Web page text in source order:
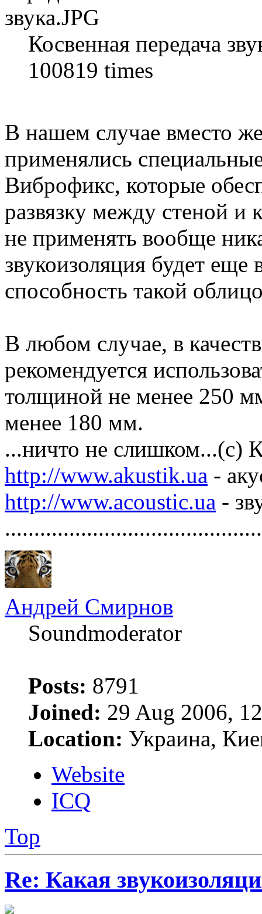
Косвенная передача
100819 times
В нашем случае вместо
применялись
Виброфикс, которые
развязку между стеной
не применять вообще
звукоизоляция будет
способность такой
В любом случае, в
рекомендуется
толщиной не менее 250
менее 180 мм.
...ничто не слишком...(с)
http://www.akustik.ua -
http://www.acoustic.ua -
............................................
Андрей Смирнов
Soundmoderator
Posts: 8791
Joined: 29 Aug 2006,
Location: Украина,
Website
ICQ
Top
Re: Какая